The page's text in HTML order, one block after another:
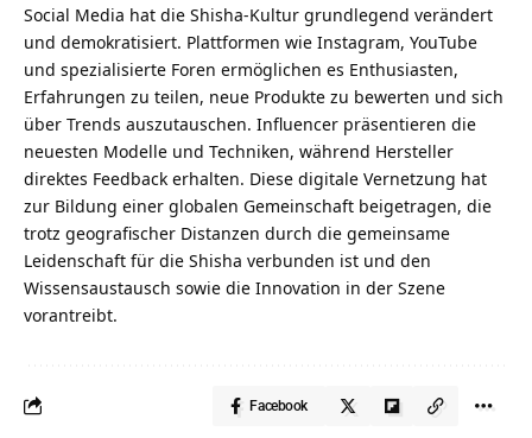
Social Media hat die Shisha-Kultur grundlegend verändert
und demokratisiert. Plattformen wie Instagram, YouTube
und spezialisierte Foren ermöglichen es Enthusiasten,
Erfahrungen zu teilen, neue Produkte zu bewerten und sich
über Trends auszutauschen. Influencer präsentieren die
neuesten Modelle und Techniken, während Hersteller
direktes Feedback erhalten. Diese digitale Vernetzung hat
zur Bildung einer globalen Gemeinschaft beigetragen, die
trotz geografischer Distanzen durch die gemeinsame
Leidenschaft für die Shisha verbunden ist und den
Wissensaustausch sowie die Innovation in der Szene
vorantreibt.
Facebook